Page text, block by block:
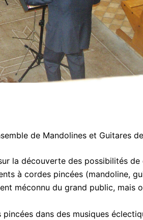
de Mandolines et Guitares
la découverte des possibilités de
à cordes pincées (mandoline,
méconnu du grand public, mais
dans des musiques